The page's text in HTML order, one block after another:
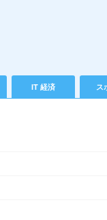
IT 経済 ス